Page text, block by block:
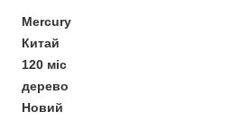
Mercury
Китай
120 міс
дерево
Новий